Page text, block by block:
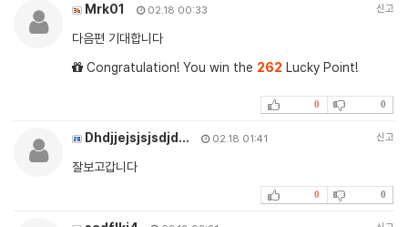
Mrk01 02.18 00:33 신고
다음편 기대합니다
Congratulation! You win the 262 Lucky Point!
0 0
Dhdjjejsjsjsdjd… 02.18 01:41 신고
잘보고갑니다
0 0